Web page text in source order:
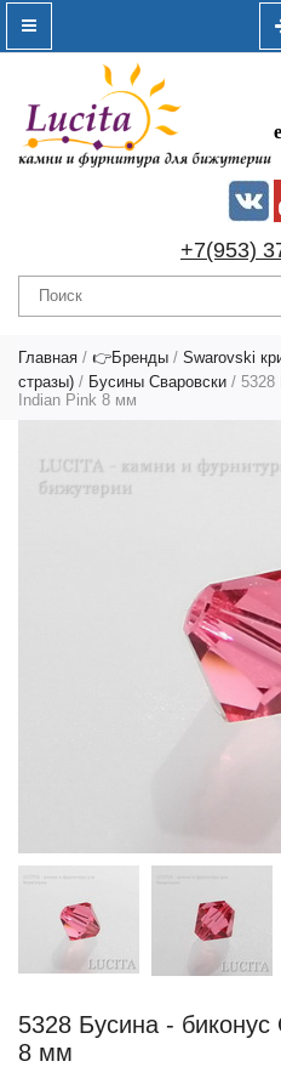
+7(953)
Главная / 👉Бренды / Swarovski
стразы) / Бусины Сваровски / 5328
Indian Pink 8 мм
5328 Бусина -
8 мм